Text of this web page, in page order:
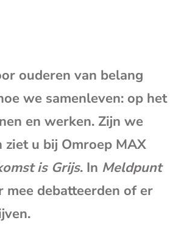
ouderen van belang
we samenleven: op het
en werken. Zijn we
u bij Omroep MAX
is Grijs. In Meldpunt
debatteerden of er